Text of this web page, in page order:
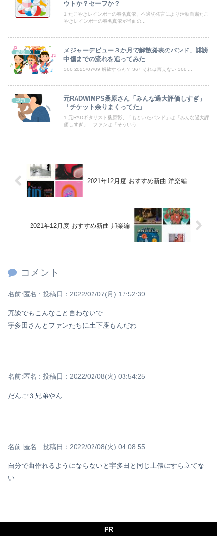
中国政府「原爆投下の背景こそ反省が必要だ」と主張
ウトか？セーフか？
1 たこやきレインボーの春名真依、不適切発言により活動自粛たこ
やきレインボーの春名真依が当面の...
話題
メジャーデビュー３か月で解散発表のバンド、誹謗
中傷までの流れを追ってみた
366 2025/07/09 解散するん？ 367 それは言えない 368 ...
話題
元RADWIMPS桑原さん「みんな過大評価しすぎ」
「チケット余りまくってた」
1 元RADギタリスト桑原彰、「もといたバンド」は「みんな過大評
価しすぎ」 ファンは「そういう...
2021年12月度 おすすめ新曲 洋楽編
2021年12月度 おすすめ新曲 邦楽編
コメント
名前:匿名 : 投稿日：2022/02/07(月) 17:52:39
冗談でもこんなこと言わないで
宇多田さんとファンたちに土下座もんだわ
名前:匿名 : 投稿日：2022/02/08(火) 03:54:25
だんご３兄弟やん
名前:匿名 : 投稿日：2022/02/08(火) 04:08:55
自分で曲作れるようにならないと宇多田と同じ土俵にすら立てな
い
投稿日：2022/02/08(火) 09:38:31
PR